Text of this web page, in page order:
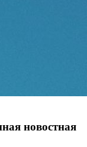
новостная